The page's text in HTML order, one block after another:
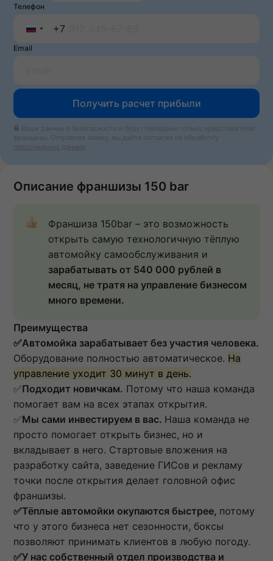
Телефон
+7
Email
Получить расчет прибыли
Ваши данные в безопасности и будут переданы только представителю
франшизы. Отправляя заявку, вы даёте согласие на обработку
персональных данных
Описание франшизы 150 bar
Франшиза 150bar – это возможность
открыть самую технологичную тёплую
зарабатывать от 540 000 рублей в
месяц, не тратя на управление бизнесом
много времени.
Преимущества
✅Автомойка зарабатывает без участия человека.
Оборудование полностью автоматическое. На
управление уходит 30 минут в день.
✅Подходит новичкам. Потому что наша команда
помогает вам на всех этапах открытия.
✅Мы сами инвестируем в вас. Наша команда не
просто помогает открыть бизнес, но и
вкладывает в него. Стартовые вложения на
разработку сайта, заведение ГИСов и рекламу
точки после открытия делает головной офис
франшизы.
✅Тёплые автомойки окупаются быстрее, потому
что у этого бизнеса нет сезонности, боксы
позволяют принимать клиентов в любую погоду.
✅У нас собственный отдел производства и